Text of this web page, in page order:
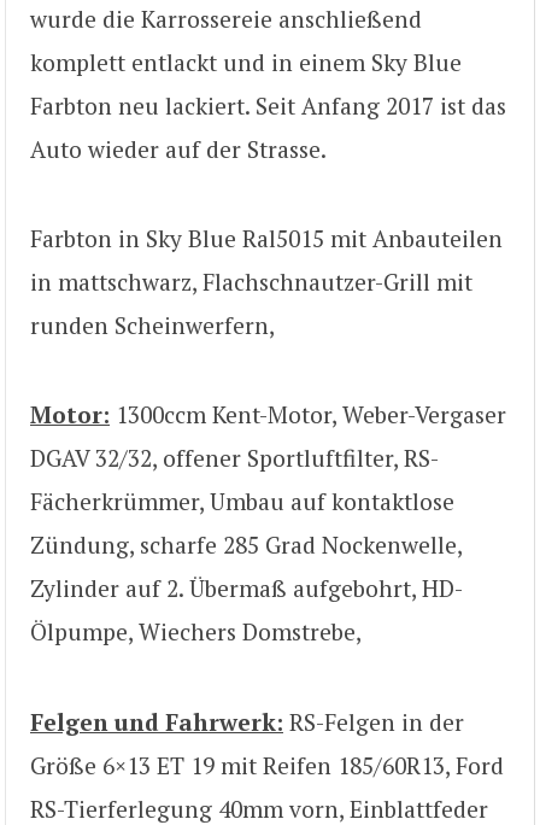
wurde die Karrossereie anschließend
komplett entlackt und in einem Sky Blue
Farbton neu lackiert. Seit Anfang 2017 ist das
Auto wieder auf der Strasse.
Farbton in Sky Blue Ral5015 mit Anbauteilen
in mattschwarz, Flachschnautzer-Grill mit
runden Scheinwerfern,
Motor: 1300ccm Kent-Motor, Weber-Vergaser
DGAV 32/32, offener Sportluftfilter, RS-
Fächerkrümmer, Umbau auf kontaktlose
Zündung, scharfe 285 Grad Nockenwelle,
Zylinder auf 2. Übermaß aufgebohrt, HD-
Ölpumpe, Wiechers Domstrebe,
Felgen und Fahrwerk: RS-Felgen in der
Größe 6×13 ET 19 mit Reifen 185/60R13, Ford
RS-Tierferlegung 40mm vorn, Einblattfeder